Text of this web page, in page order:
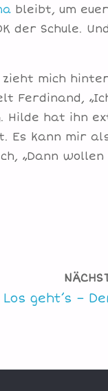
bleibt, um euer
der Schule.
zieht mich
Ferdinand,
Hilde hat ihn
Es kann mir
„Dann
Los geht’s –